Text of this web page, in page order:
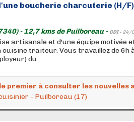
boucherie charcuterie (H/F)
- 12,7 kms de Puilboreau - CDI - 24/
artisanale et d'une équipe motivée
traiteur. Vous travaillez de 6h
du...
premier à consulter les nouvelles
- Puilboreau (17)